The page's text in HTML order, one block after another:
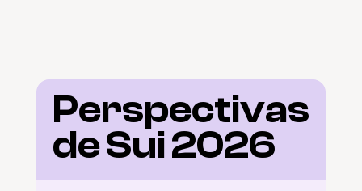
Perspectivas
de Sui 2026